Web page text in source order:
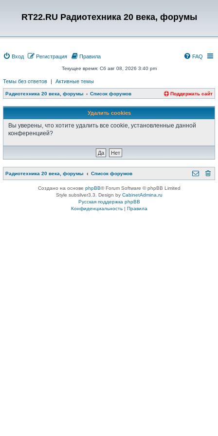
RT22.RU Радиотехника 20 века, форумы
Вход Регистрация FAQ
Правила
Текущее время: Сб авг 08, 2026 3:40 pm
Темы без ответов | Активные темы
Радиотехника 20 века, форумы Список форумов Поддержать сайт
Удалить cookies
Вы уверены, что хотите удалить все cookie, установленные данной
конференцией?
Радиотехника 20 века, форумы Список форумов
Создано на основе phpBB® Forum Software © phpBB Limited
Style subsilver3.3. Design by CabinetAdmina.ru
Русская поддержка phpBB
Конфиденциальность| Правила